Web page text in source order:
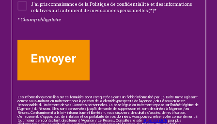
J'ai pris connaissance de la Politique de confidentialité et des informations
relatives au traitement de mes données personnelles (*)*
* Champ obligatoire
Envoyer
Les informations recueillies sur ce formulaire sont enregistrées dans un fichier informatisé par La Boite Immo agissant
comme Sous-traitant du traitement pour la gestion de la clientèle/prospects de l'Agence / du Réseau qui reste
Responsable du Traitement de vos Données personnelles. La base légale du traitement repose sur l'intérêt légitime de
l'Agence / du Réseau. Elles sont conservées jusqu'à demande de suppression et sont destinées à l'Agence / au
Réseau. Conformément à la loi « informatique et libertés », vous disposez des droits d’accès, de rectification,
d’effacement, d’opposition, de limitation et de portabilité de vos données. Vous pouvez retirer votre consentement à
tout moment en contactant directement l’Agence / Le Réseau. Consultez le site https://cnil.fr/fr pour plus